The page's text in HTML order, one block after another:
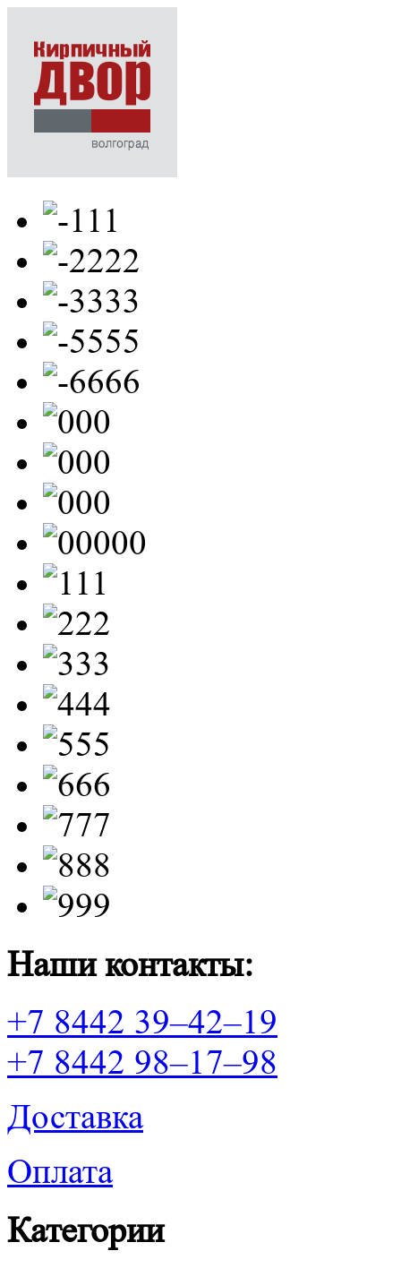
Наши контакты:
+7 8442 39–42–19
+7 8442 98–17–98
Доставка
Оплата
Категории